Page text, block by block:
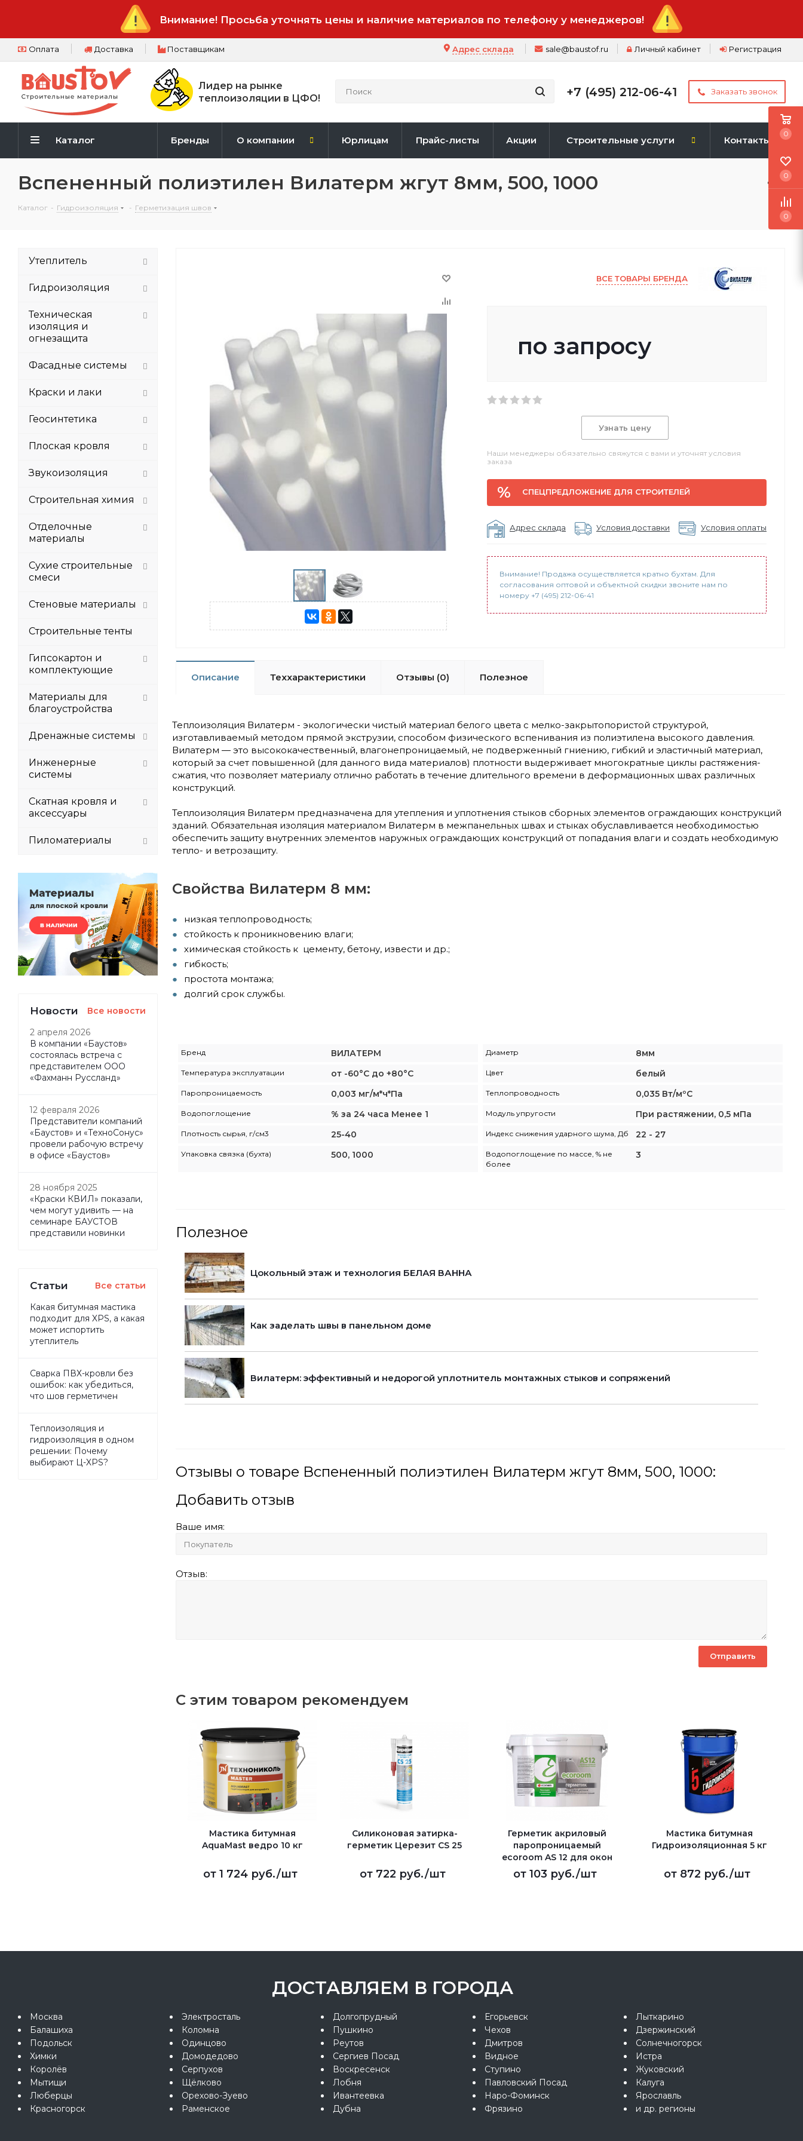
Внимание! Просьба уточнять цены и наличие материалов по телефону у менеджеров!
Оплата Доставка Поставщикам Регистрация
Личный кабинет
sale@baustof.ru
Адрес склада
Лидер на рынке
теплоизоляции в ЦФО!
+7 (495) 212-06-41 Заказать звонок
Каталог Бренды О компании Юрлицам Прайс-листы Акции Строительные услуги Контакты
Вспененный полиэтилен Вилатерм жгут 8мм, 500, 1000
Каталог - Гидроизоляция - Герметизация швов
ВСЕ ТОВАРЫ БРЕНДА
по запросу
Узнать цену
Наши менеджеры обязательно свяжутся с вами и уточнят условия
заказа
СПЕЦПРЕДЛОЖЕНИЕ ДЛЯ СТРОИТЕЛЕЙ
Адрес склада Условия доставки Условия оплаты
Внимание! Продажа осуществляется кратно бухтам. Для
согласования оптовой и объектной скидки звоните нам по
номеру +7 (495) 212-06-41
Описание Теххарактеристики Отзывы (0) Полезное
Теплоизоляция Вилатерм - экологически чистый материал белого цвета с мелко-закрытопористой структурой,
изготавливаемый методом прямой экструзии, способом физического вспенивания из полиэтилена высокого давления.
Вилатерм — это высококачественный, влагонепроницаемый, не подверженный гниению, гибкий и эластичный материал,
который за счет повышенной (для данного вида материалов) плотности выдерживает многократные циклы растяжения-
сжатия, что позволяет материалу отлично работать в течение длительного времени в деформационных швах различных
конструкций.
Теплоизоляция Вилатерм предназначена для утепления и уплотнения стыков сборных элементов ограждающих конструкций
зданий. Обязательная изоляция материалом Вилатерм в межпанельных швах и стыках обуславливается необходимостью
обеспечить защиту внутренних элементов наружных ограждающих конструкций от попадания влаги и создать необходимую
тепло- и ветрозащиту.
Свойства Вилатерм 8 мм:
низкая теплопроводность;
стойкость к проникновению влаги;
химическая стойкость к цементу, бетону, извести и др.;
гибкость;
простота монтажа;
долгий срок службы.
Бренд ВИЛАТЕРМ Диаметр 8мм
Температура эксплуатации от -60°С до +80°С Цвет белый
Паропроницаемость 0,003 мг/м*ч*Па Теплопроводность 0,035 Вт/мºС
Водопоглощение % за 24 часа Менее 1 Модуль упругости При растяжении, 0,5 мПа
Плотность сырья, г/см3 25-40 Индекс снижения ударного шума, Дб 22 - 27
Упаковка связка (бухта) 500, 1000
Водопоглощение по массе, % не
более
3
Полезное
Цокольный этаж и технология БЕЛАЯ ВАННА
Как заделать швы в панельном доме
Вилатерм: эффективный и недорогой уплотнитель монтажных стыков и сопряжений
Отзывы о товаре Вспененный полиэтилен Вилатерм жгут 8мм, 500, 1000:
Добавить отзыв
Ваше имя:
Отзыв:
С этим товаром рекомендуем
Мастика битумная
AquaMast ведро 10 кг
от 1 724 руб./шт
Cиликоновая затирка-
герметик Церезит CS 25
от 722 руб./шт
Герметик акриловый
паропроницаемый
ecoroom AS 12 для окон
от 103 руб./шт
Мастика битумная
Гидроизоляционная 5 кг
от 872 руб./шт
Утеплитель
Гидроизоляция
Техническая
изоляция и
огнезащита
Фасадные системы
Краски и лаки
Геосинтетика
Плоская кровля
Звукоизоляция
Строительная химия
Отделочные
материалы
Сухие строительные
смеси
Стеновые материалы
Строительные тенты
Гипсокартон и
комплектующие
Материалы для
благоустройства
Дренажные системы
Инженерные
системы
Скатная кровля и
аксессуары
Пиломатериалы
Новости Все новости
2 апреля 2026
В компании «Баустов»
состоялась встреча с
представителем ООО
«Фахманн Руссланд»
12 февраля 2026
Представители компаний
«Баустов» и «ТехноСонус»
провели рабочую встречу
в офисе «Баустов»
28 ноября 2025
«Краски КВИЛ» показали,
чем могут удивить — на
семинаре БАУСТОВ
представили новинки
Статьи Все статьи
Какая битумная мастика
подходит для XPS, а какая
может испортить
утеплитель
Сварка ПВХ-кровли без
ошибок: как убедиться,
что шов герметичен
Теплоизоляция и
гидроизоляция в одном
решении: Почему
выбирают Ц-XPS?
ДОСТАВЛЯЕМ В ГОРОДА
Москва
Балашиха
Подольск
Химки
Королёв
Мытищи
Люберцы
Красногорск
Электросталь
Коломна
Одинцово
Домодедово
Серпухов
Щёлково
Орехово-Зуево
Раменское
Долгопрудный
Пушкино
Реутов
Сергиев Посад
Воскресенск
Лобня
Ивантеевка
Дубна
Егорьевск
Чехов
Дмитров
Видное
Ступино
Павловский Посад
Наро-Фоминск
Фрязино
Лыткарино
Дзержинский
Солнечногорск
Истра
Жуковский
Калуга
Ярославль
и др. регионы
0
0
0